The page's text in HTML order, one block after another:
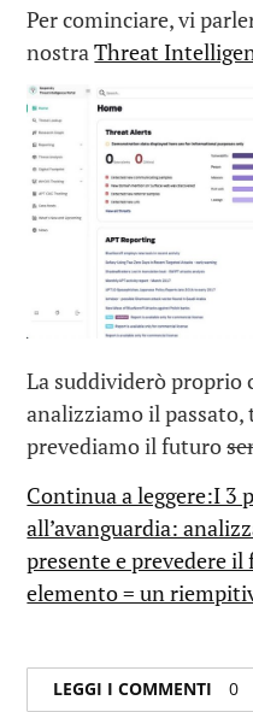
Per cominciare, vi
nostraThreat
La suddividerò proprio
analizziamo il
prevediamo il futuro
Continua a leggere:I 3
all’avanguardia:
presente e prevedere
elemento = un
LEGGI I COMMENTI 0